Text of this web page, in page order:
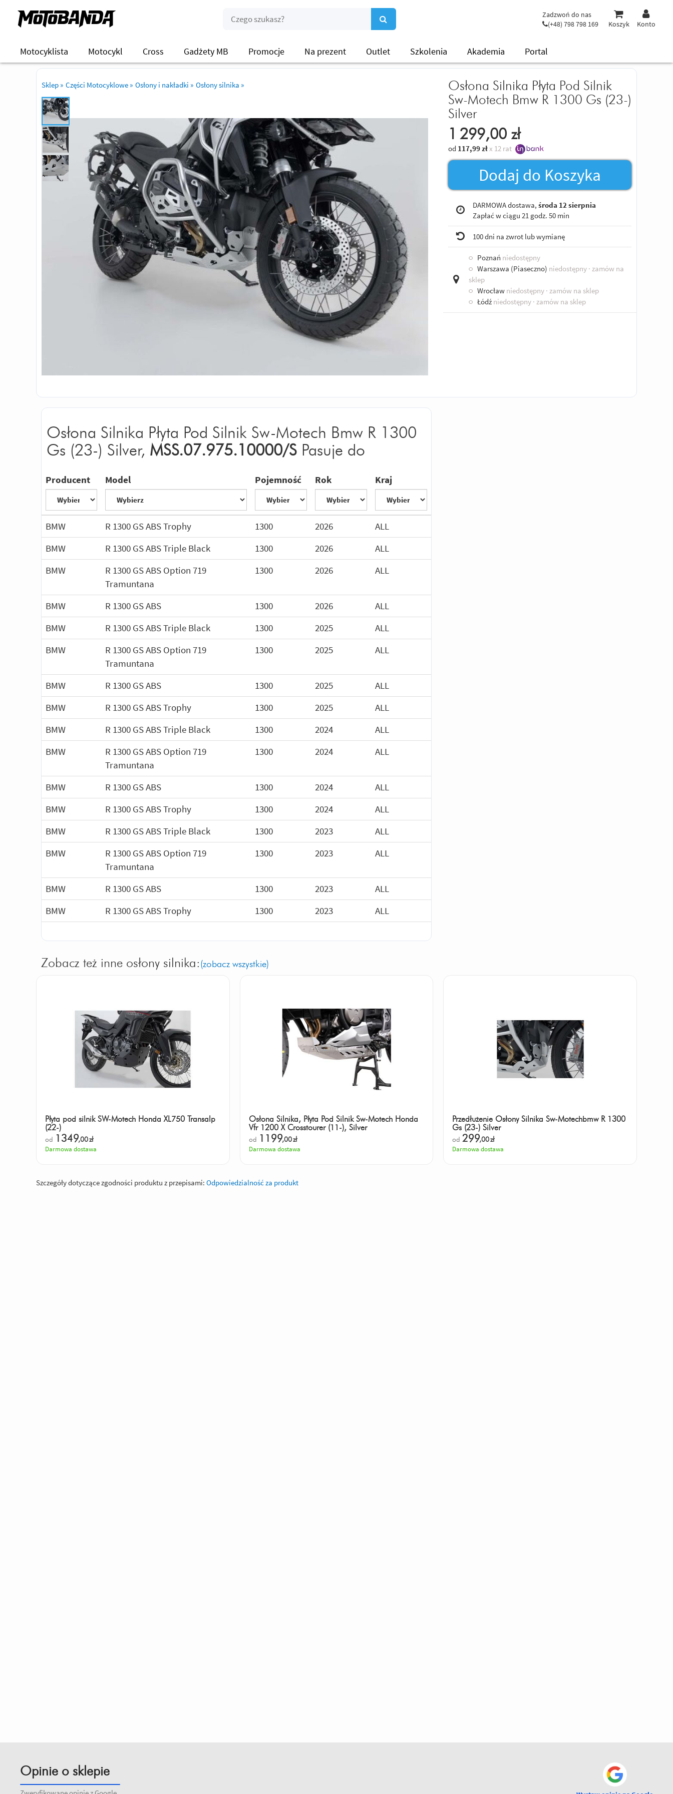
Zadzwoń do nas
(+48) 798 798 169
Koszyk Konto
Motocyklista Motocykl Cross Gadżety MB Promocje Na prezent Outlet Szkolenia Akademia Portal
Sklep » Części Motocyklowe » Osłony i nakładki » Osłony silnika »
Osłona Silnika Płyta Pod Silnik
Sw-Motech Bmw R 1300 Gs (23-)
Silver
1 299,00 zł
od 117,99 zł x 12 rat
Dodaj do Koszyka
DARMOWA dostawa, środa 12 sierpnia
Zapłać w ciągu 21 godz. 50 min
100 dni na zwrot lub wymianę
○ Poznań niedostępny
○ Warszawa (Piaseczno) niedostępny · zamów na
sklep
○ Wrocław niedostępny · zamów na sklep
○ Łódź niedostępny · zamów na sklep
Osłona Silnika Płyta Pod Silnik Sw-Motech Bmw R 1300
Gs (23-) Silver, MSS.07.975.10000/S Pasuje do
Producent Model Pojemność Rok Kraj
BMW R 1300 GS ABS Trophy 1300 2026
ALL
BMW
R 1300 GS ABS Triple Black 1300 2026
ALL
BMW
R 1300 GS ABS Option 719
Tramuntana
1300 2026 ALL
BMW R 1300 GS ABS 1300 2026
ALL
BMW
R 1300 GS ABS Triple Black 1300 2025
ALL
BMW
R 1300 GS ABS Option 719
Tramuntana
1300 2025 ALL
BMW R 1300 GS ABS 1300 2025
ALL
BMW
R 1300 GS ABS Trophy 1300 2025
ALL
BMW
R 1300 GS ABS Triple Black 1300 2024
ALL
BMW
R 1300 GS ABS Option 719
Tramuntana
1300 2024 ALL
BMW R 1300 GS ABS 1300 2024
ALL
BMW
R 1300 GS ABS Trophy 1300 2024
ALL
BMW
R 1300 GS ABS Triple Black 1300 2023
ALL
BMW
R 1300 GS ABS Option 719
Tramuntana
1300 2023 ALL
BMW R 1300 GS ABS 1300 2023
ALL
BMW
R 1300 GS ABS Trophy 1300 2023 ALL
Zobacz też inne osłony silnika: (zobacz wszystkie)
Płyta pod silnik SW-Motech Honda XL750 Transalp
(22-)
od 1349,00zł
Darmowa dostawa
Osłona Silnika, Płyta Pod Silnik Sw-Motech Honda
Vfr 1200 X Crosstourer (11-), Silver
od 1199,00zł
Darmowa dostawa
Przedłużenie Osłony Silnika Sw-Motechbmw R 1300
Gs (23-) Silver
od 299,00zł
Darmowa dostawa
Szczegóły dotyczące zgodności produktu z przepisami: Odpowiedzialność za produkt
Opinie o sklepie